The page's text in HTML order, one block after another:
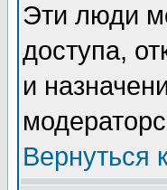
Эти люди
доступа,
и
Вернуться